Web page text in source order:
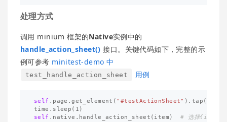
处理方式
调用 minium 框架的Native实例中的
handle_action_sheet() 接口。关键代码如下，完整的示
例可参考 minitest-demo 中
test_handle_action_sheet 用例
self . page .get_element ( "#testActionSheet" ). tap ()
time . sleep ( 1 )
self . native . handle_action_sheet ( item )